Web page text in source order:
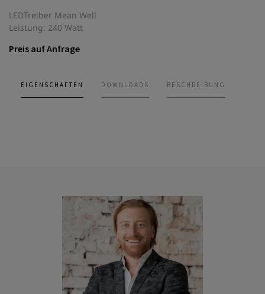
LEDTreiber Mean Well
Leistung: 240 Watt
Preis auf Anfrage
EIGENSCHAFTEN DOWNLOADS BESCHREIBUNG